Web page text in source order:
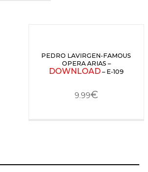
PEDRO LAVIRGEN-FAMOUS
OPERA ARIAS –
DOWNLOAD– E-109
9.99€